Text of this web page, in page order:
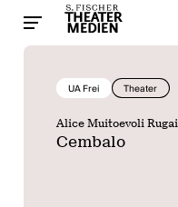
UA Frei Theater
Alice Muitoevoli Rugai
Cembalo